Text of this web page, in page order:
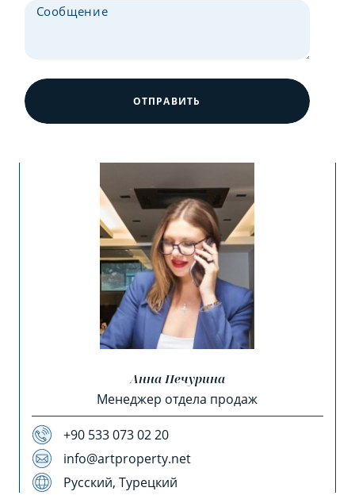
ОТПРАВИТЬ
Анна Печурина
Менеджер отдела продаж
+90 533 073 02 20
info@artproperty.net
Русский, Турецкий